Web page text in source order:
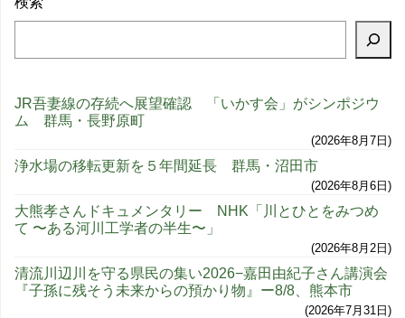
JR吾妻線の存続へ展望確認 「いかす会」がシンポジウ
ム 群馬・長野原町
2026年8月7日
浄水場の移転更新を５年間延長 群馬・沼田市
2026年8月6日
大熊孝さんドキュメンタリー NHK「川とひとをみつめ
て 〜ある河川工学者の半生〜」
2026年8月2日
清流川辺川を守る県民の集い2026−嘉田由紀子さん講演会
『子孫に残そう未来からの預かり物』ー8/8、熊本市
2026年7月31日